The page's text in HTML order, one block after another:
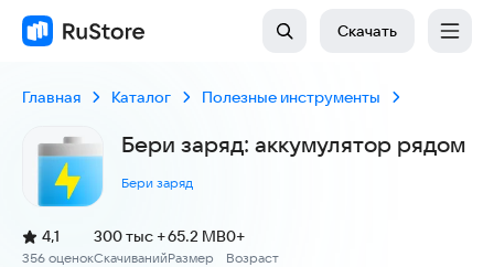
Скачать
Главная Каталог Полезные инструменты
Бери заряд: аккумулятор рядом
Бери заряд
Рейтинг:
4,1
(
356 оценок
)
Скачиваний
300 тыс +
Размер
65.2 MB
Возраст
0+